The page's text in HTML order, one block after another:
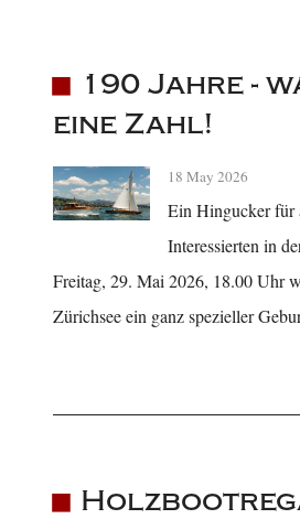
190 Jahre -
eine Zahl!
18 May 2026
Ein Hingucker für
Interessierten in
Freitag, 29. Mai 2026, 18.00 Uhr
Zürichsee ein ganz spezieller